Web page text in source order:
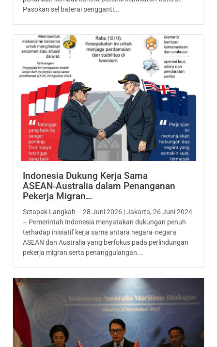
Pasokan sel baterai pengganti...
Indonesia Dukung Kerja Sama
ASEAN‑Australia dalam Penanganan
Pekerja Migran…
Setapak Langkah – 28 Juni 2026 | Jakarta, 26 Juni 2024
– Pemerintah Indonesia menyatakan dukungan penuh
terhadap inisiatif kerja sama antara negara‑negara
ASEAN dan Australia yang berfokus pada perlindungan
pekerja migran serta penanggulangan...